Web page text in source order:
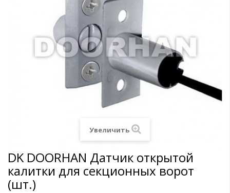
Увеличить
DK DOORHAN Датчик открытой
калитки для секционных ворот
(шт.)